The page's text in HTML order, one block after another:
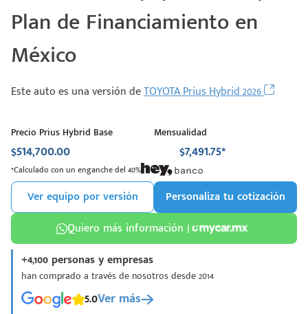
Plan de Financiamiento en
México
Este auto es una versión deTOYOTA Prius Hybrid 2026
Precio Prius Hybrid Base
$514,700.00
Mensualidad
$7,491.75*
*Calculado con un enganche del 40%
Ver equipo por versión
Personaliza tu cotización
Quiero más información |
+4,100 personas y empresas
han comprado a través de nosotros desde 2014
5.0Ver más